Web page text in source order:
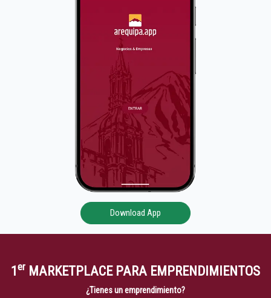
Download App
1er MARKETPLACE PARA EMPRENDIMIENTOS
¿Tienes un emprendimiento?